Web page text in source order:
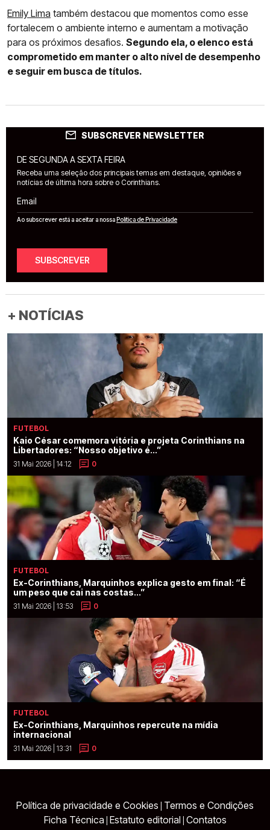
Emily Lima também destacou que momentos como esse
fortalecem o ambiente interno e aumentam a motivação
para os próximos desafios. Segundo ela, o elenco está
comprometido em manter o alto nível de desempenho
e seguir em busca de títulos.
SUBSCREVER NEWSLETTER
DE SEGUNDA A SEXTA FEIRA
Receba uma seleção dos principais temas em destaque, opiniões e
notícias de última hora sobre o Corinthians.
Email
Ao subscrever está a aceitar a nossaPolítica de Privacidade
SUBSCREVER
+ NOTÍCIAS
FUTEBOL
Kaio César comemora vitória e projeta Corinthians na
Libertadores: “Nosso objetivo é...”
31 Mai 2026 | 14:12 0
FUTEBOL
Ex-Corinthians, Marquinhos explica gesto em final: “É
um peso que cai nas costas...”
31 Mai 2026 | 13:53 0
FUTEBOL
Ex-Corinthians, Marquinhos repercute na mídia
internacional
31 Mai 2026 | 13:31 0
Política de privacidade e Cookies Termos e Condições
Ficha Técnica Estatuto editorial Contatos